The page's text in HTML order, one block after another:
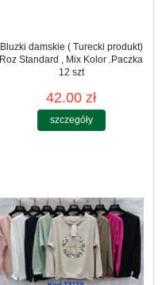
Bluzki damskie ( Turecki produkt)
Roz Standard , Mix Kolor .Paczka
12 szt
42.00 zł
szczegóły